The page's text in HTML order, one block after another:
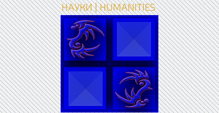
НАУКИ | HUMANITIES